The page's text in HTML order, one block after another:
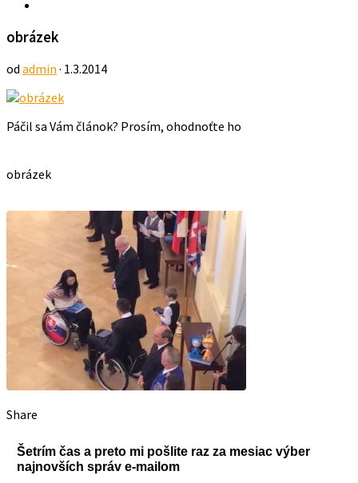
obrázek
od admin · 1.3.2014
Páčil sa Vám článok? Prosím, ohodnoťte ho
obrázek
Share
Šetrím čas a preto mi pošlite raz za mesiac výber
najnovších správ e-mailom